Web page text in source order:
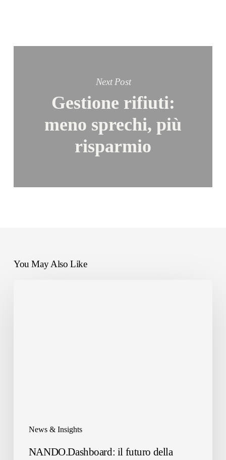
Next Post
Gestione rifiuti:
meno sprechi, più
risparmio
You May Also Like
News & Insights
NANDO.Dashboard: il futuro della